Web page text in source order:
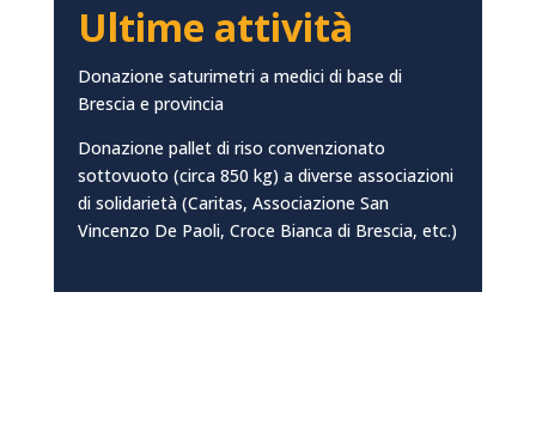
Ultime attività
Donazione saturimetri a medici di base di
Brescia e provincia
Donazione pallet di riso convenzionato
sottovuoto (circa 850 kg) a diverse associazioni
di solidarietà (Caritas, Associazione San
Vincenzo De Paoli, Croce Bianca di Brescia, etc.)